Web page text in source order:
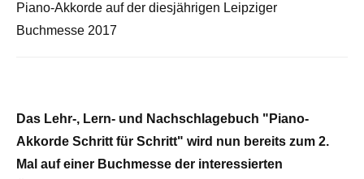
Piano-Akkorde auf der diesjährigen Leipziger
Buchmesse 2017
Das Lehr-, Lern- und Nachschlagebuch "Piano-
Akkorde Schritt für Schritt" wird nun bereits zum 2.
Mal auf einer Buchmesse der interessierten